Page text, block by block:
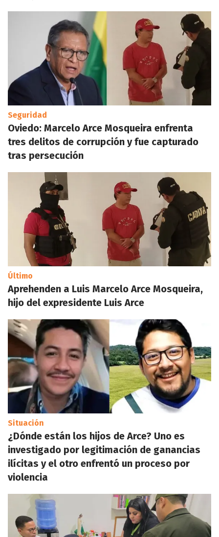
Seguridad
Oviedo: Marcelo Arce Mosqueira enfrenta
tres delitos de corrupción y fue capturado
tras persecución
Último
Aprehenden a Luis Marcelo Arce Mosqueira,
hijo del expresidente Luis Arce
Situación
¿Dónde están los hijos de Arce? Uno es
investigado por legitimación de ganancias
ilícitas y el otro enfrentó un proceso por
violencia